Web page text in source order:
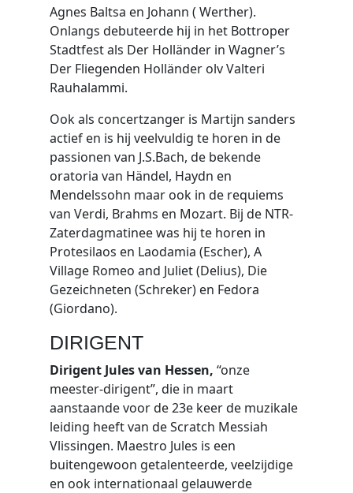
Agnes Baltsa en Johann ( Werther).
Onlangs debuteerde hij in het Bottroper
Stadtfest als Der Hollӓnder in Wagner’s
Der Fliegenden Hollӓnder olv Valteri
Rauhalammi.
Ook als concertzanger is Martijn sanders
actief en is hij veelvuldig te horen in de
passionen van J.S.Bach, de bekende
oratoria van Hӓndel, Haydn en
Mendelssohn maar ook in de requiems
van Verdi, Brahms en Mozart. Bij de NTR-
Zaterdagmatinee was hij te horen in
Protesilaos en Laodamia (Escher), A
Village Romeo and Juliet (Delius), Die
Gezeichneten (Schreker) en Fedora
(Giordano).
DIRIGENT
Dirigent Jules van Hessen, “onze
meester-dirigent”, die in maart
aanstaande voor de 23e keer de muzikale
leiding heeft van de Scratch Messiah
Vlissingen. Maestro Jules is een
buitengewoon getalenteerde, veelzijdige
en ook internationaal gelauwerde